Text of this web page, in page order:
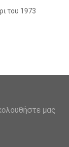
του 1973
μας